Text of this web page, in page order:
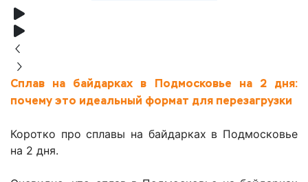
Сплав на байдарках в Подмосковье на 2 дня:
почему это идеальный формат для перезагрузки
Коротко про сплавы на байдарках в Подмосковье
на 2 дня.